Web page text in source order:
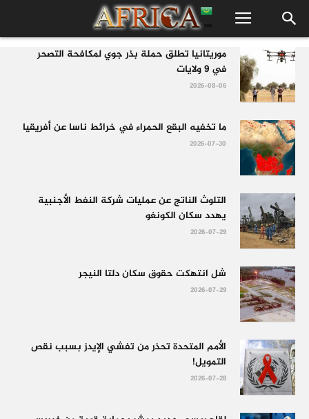
موريتانيا تطلق حملة بذر جوي لمكافحة التصحر
في 9 ولايات
2026-08-06
ما تخفيه البقع الحمراء في خرائط ناسا عن أفريقيا
2026-07-30
التلوث الناتج عن عمليات شركة النفط الأجنبية
يهدد سكان الكونغو
2026-07-29
شل انتهكت حقوق سكان دلتا النيجر
2026-07-29
الأمم المتحدة تحذر من تفشي الإيدز بسبب نقص
التمويل!
2026-07-28